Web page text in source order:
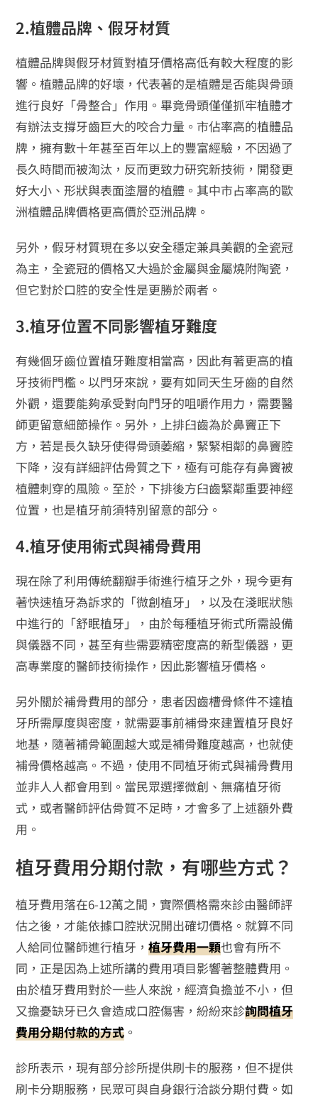
2.植體品牌、假牙材質
植體品牌與假牙材質對植牙價格高低有較大程度的影
響。植體品牌的好壞，代表著的是植體是否能與骨頭
進行良好「骨整合」作用。畢竟骨頭僅僅抓牢植體才
有辦法支撐牙齒巨大的咬合力量。市佔率高的植體品
牌，擁有數十年甚至百年以上的豐富經驗，不因過了
長久時間而被淘汰，反而更致力研究新技術，開發更
好大小、形狀與表面塗層的植體。其中市占率高的歐
洲植體品牌價格更高價於亞洲品牌。
另外，假牙材質現在多以安全穩定兼具美觀的全瓷冠
為主，全瓷冠的價格又大過於金屬與金屬燒附陶瓷，
但它對於口腔的安全性是更勝於兩者。
3.植牙位置不同影響植牙難度
有幾個牙齒位置植牙難度相當高，因此有著更高的植
牙技術門檻。以門牙來說，要有如同天生牙齒的自然
外觀，還要能夠承受對向門牙的咀嚼作用力，需要醫
師更留意細節操作。另外，上排臼齒為於鼻竇正下
方，若是長久缺牙使得骨頭萎縮，緊緊相鄰的鼻竇腔
下降，沒有詳細評估骨質之下，極有可能存有鼻竇被
植體刺穿的風險。至於，下排後方臼齒緊鄰重要神經
位置，也是植牙前須特別留意的部分。
4.植牙使用術式與補骨費用
現在除了利用傳統翻瓣手術進行植牙之外，現今更有
著快速植牙為訴求的「微創植牙」，以及在淺眠狀態
中進行的「舒眠植牙」，由於每種植牙術式所需設備
與儀器不同，甚至有些需要精密度高的新型儀器，更
高專業度的醫師技術操作，因此影響植牙價格。
另外關於補骨費用的部分，患者因齒槽骨條件不達植
牙所需厚度與密度，就需要事前補骨來建置植牙良好
地基，隨著補骨範圍越大或是補骨難度越高，也就使
補骨價格越高。不過，使用不同植牙術式與補骨費用
並非人人都會用到。當民眾選擇微創、無痛植牙術
式，或者醫師評估骨質不足時，才會多了上述額外費
用。
植牙費用分期付款，有哪些方式？
植牙費用落在6-12萬之間，實際價格需來診由醫師評
估之後，才能依據口腔狀況開出確切價格。就算不同
人給同位醫師進行植牙，植牙費用一顆也會有所不
同，正是因為上述所講的費用項目影響著整體費用。
由於植牙費用對於一些人來說，經濟負擔並不小，但
又擔憂缺牙已久會造成口腔傷害，紛紛來診詢問植牙
費用分期付款的方式 。
診所表示，現有部分診所提供刷卡的服務，但不提供
刷卡分期服務，民眾可與自身銀行洽談分期付費。如